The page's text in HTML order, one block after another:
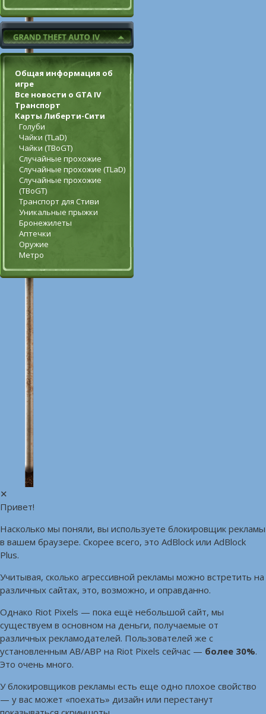
Общая информация об
игре
Все новости о GTA IV
Транспорт
Карты Либерти-Сити
Голуби
Чайки (TLaD)
Чайки (TBoGT)
Случайные прохожие
Случайные прохожие (TLaD)
Случайные прохожие
(TBoGT)
Транспорт для Стиви
Уникальные прыжки
Бронежилеты
Аптечки
Оружие
Метро
✕
Привет!
Насколько мы поняли, вы используете блокировщик рекламы
в вашем браузере. Скорее всего, это AdBlock или AdBlock
Plus.
Учитывая, сколько агрессивной рекламы можно встретить на
различных сайтах, это, возможно, и оправданно.
Однако Riot Pixels — пока ещё небольшой сайт, мы
существуем в основном на деньги, получаемые от
различных рекламодателей. Пользователей же с
установленным AB/ABP на Riot Pixels сейчас — более 30%.
Это очень много.
У блокировщиков рекламы есть еще одно плохое свойство
— у вас может «поехать» дизайн или перестанут